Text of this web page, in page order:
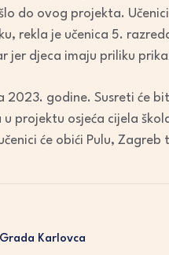
do ovog projekta.
rekla je učenica 5.
jer djeca imaju priliku
2023. godine. Susreti će
projektu osjeća cijela
će obići Pulu,
Karlovca